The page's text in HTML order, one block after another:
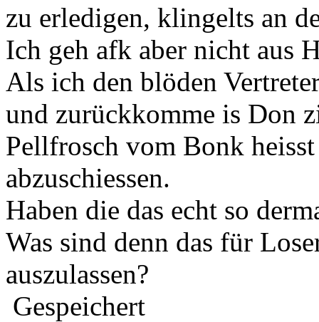
zu erledigen, klingelts an
Ich geh afk aber nicht aus
Als ich den blöden
und zurückkomme is Don
Pellfrosch vom Bonk
abzuschiessen.
Haben die das echt so
Was sind denn das für
auszulassen?
Gespeichert